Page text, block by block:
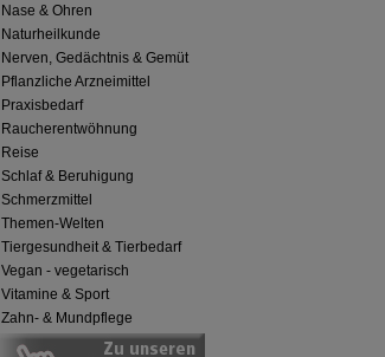
Nase & Ohren
Naturheilkunde
Nerven, Gedächtnis & Gemüt
Pflanzliche Arzneimittel
Praxisbedarf
Raucherentwöhnung
Reise
Schlaf & Beruhigung
Schmerzmittel
Themen-Welten
Tiergesundheit & Tierbedarf
Vegan - vegetarisch
Vitamine & Sport
Zahn- & Mundpflege